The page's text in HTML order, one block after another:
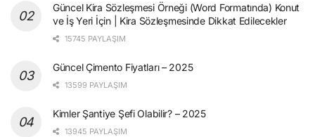
Güncel Kira Sözleşmesi Örneği (Word Formatında) Konut
ve İş Yeri İçin | Kira Sözleşmesinde Dikkat Edilecekler
15745 PAYLAŞIM
Güncel Çimento Fiyatları – 2025
13599 PAYLAŞIM
Kimler Şantiye Şefi Olabilir? – 2025
13945 PAYLAŞIM